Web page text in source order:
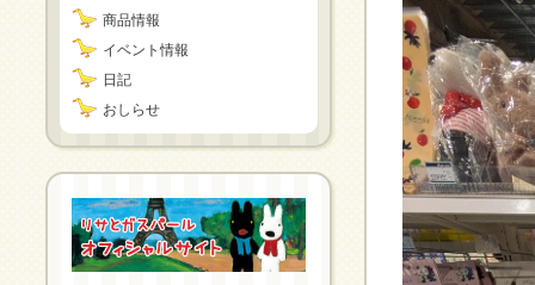
商品情報
イベント情報
日記
おしらせ